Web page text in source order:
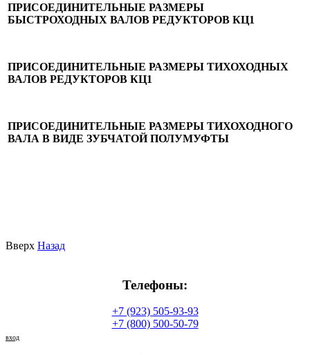
ПРИСОЕДИНИТЕЛЬНЫЕ РАЗМЕРЫ
БЫСТРОХОДНЫХ ВАЛОВ РЕДУКТОРОВ КЦ1
ПРИСОЕДИНИТЕЛЬНЫЕ РАЗМЕРЫ ТИХОХОДНЫХ
ВАЛОВ РЕДУКТОРОВ КЦ1
ПРИСОЕДИНИТЕЛЬНЫЕ РАЗМЕРЫ ТИХОХОДНОГО
ВАЛА В ВИДЕ ЗУБЧАТОЙ ПОЛУМУФТЫ
Вверх Назад
Телефоны:
+7 (923) 505-93-93
+7 (800) 500-50-79
вход